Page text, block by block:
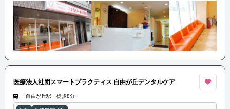
サポートしています。
Only One 診療とOnly One 医院として今後も努力していきます。
医療法人社団スマートプラクティス 自由が丘デンタルケア
「自由が丘駅」徒歩8分